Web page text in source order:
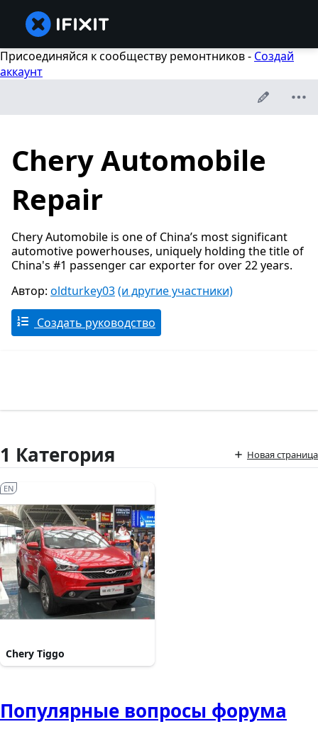
Присоединяйся к сообществу ремонтников - Создай
аккаунт
Chery Automobile
Repair
Chery Automobile is one of China’s most significant
automotive powerhouses, uniquely holding the title of
China's #1 passenger car exporter for over 22 years.
Автор: oldturkey03(и другие участники)
Создать руководство
1 Категория Новая страница
Chery Tiggo
EN
Популярные вопросы форума